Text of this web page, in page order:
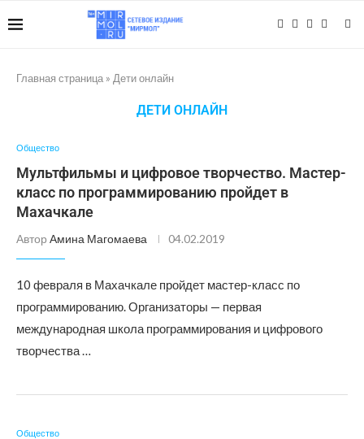
Главная страница » Дети онлайн
ДЕТИ ОНЛАЙН
Общество
Мультфильмы и цифровое творчество. Мастер-
класс по программированию пройдет в
Махачкале
Автор Амина Магомаева 04.02.2019
10 февраля в Махачкале пройдет мастер-класс по
программированию. Организаторы — первая
международная школа программирования и цифрового
творчества …
Общество